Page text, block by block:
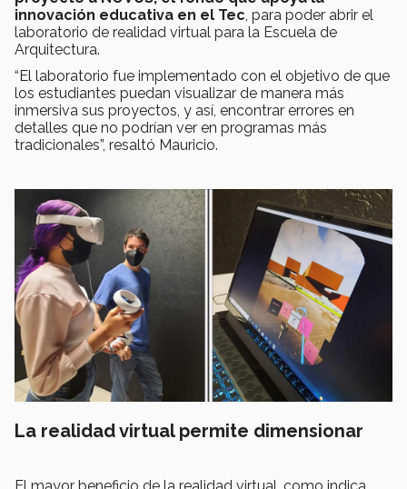
innovación educativa en el Tec , para poder abrir el
laboratorio de realidad virtual para la Escuela de
Arquitectura.
“El laboratorio fue implementado con el objetivo de que
los estudiantes puedan visualizar de manera más
inmersiva sus proyectos, y así, encontrar errores en
detalles que no podrían ver en programas más
tradicionales”, resaltó Mauricio.
La realidad virtual permite dimensionar